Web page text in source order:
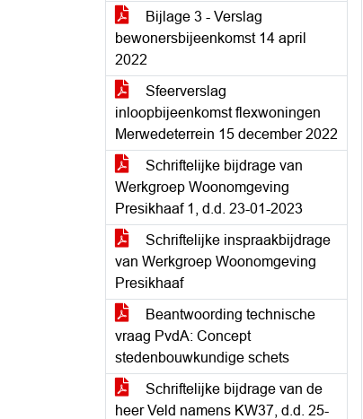
Bijlage 3 - Verslag
bewonersbijeenkomst 14 april
2022
Sfeerverslag
inloopbijeenkomst flexwoningen
Merwedeterrein 15 december 2022
Schriftelijke bijdrage van
Werkgroep Woonomgeving
Presikhaaf 1, d.d. 23-01-2023
Schriftelijke inspraakbijdrage
van Werkgroep Woonomgeving
Presikhaaf
Beantwoording technische
vraag PvdA: Concept
stedenbouwkundige schets
Schriftelijke bijdrage van de
heer Veld namens KW37, d.d. 25-